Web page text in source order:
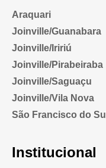
Araquari
Joinville/Guanabara
Joinville/Iririú
Joinville/Pirabeiraba
Joinville/Saguaçu
Joinville/Vila Nova
São Francisco do Sul
Institucional